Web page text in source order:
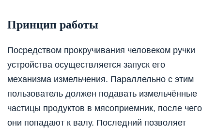
Принцип работы
Посредством прокручивания человеком ручки
устройства осуществляется запуск его
механизма измельчения. Параллельно с этим
пользователь должен подавать измельчённые
частицы продуктов в мясоприемник, после чего
они попадают к валу. Последний позволяет